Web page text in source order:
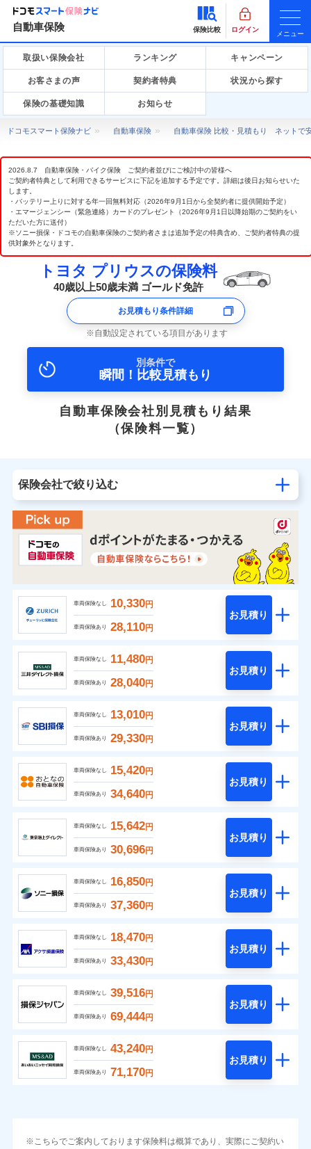
自動車保険 保険比較 ログイン
メニュー
取扱い保険会社 ランキング キャンペーン
お客さまの声 契約者特典 状況から探す
保険の基礎知識 お知らせ
ドコモスマート保険ナビ 自動車保険 自動車保険 比較・見積もり ネットで
2026.8.7 自動車保険・バイク保険 ご契約者並びにご検討中の皆様へ
ご契約者特典として利用できるサービスに下記を追加する予定です。詳細は後日お知らせいた
します。
・バッテリー上りに対する年一回無料対応（2026年9月1日から全契約者に提供開始予定）
・エマージェンシー（緊急連絡）カードのプレゼント（2026年9月1日以降始期のご契約をい
ただいた方に送付）
※ソニー損保・ドコモの自動車保険のご契約者さまは追加予定の特典含め、ご契約者特典の提
供対象外となります。
トヨタ プリウスの保険料
40歳以上50歳未満 ゴールド免許
お見積もり条件詳細
自動設定されている項目があります
別条件で
瞬間！比較見積もり
自動車保険会社別見積もり結果
（保険料一覧）
保険会社で絞り込む
車両保険なし 10,330円
車両保険あり 28,110円
お見積り
車両保険なし 11,480円
車両保険あり 28,040円
お見積り
車両保険なし 13,010円
車両保険あり 29,330円
お見積り
車両保険なし 15,420円
車両保険あり 34,640円
お見積り
車両保険なし 15,642円
車両保険あり 30,696円
お見積り
車両保険なし 16,850円
車両保険あり 37,360円
お見積り
車両保険なし 18,470円
車両保険あり 33,430円
お見積り
車両保険なし 39,516円
車両保険あり 69,444円
お見積り
車両保険なし 43,240円
車両保険あり 71,170円
お見積り
こちらでご案内しております保険料は概算であり、実際にご契約い